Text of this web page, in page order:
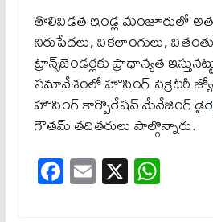
తొలివిడ‌త ఇండ్ల మంజూరులో
నిరుపేద‌లు, విక‌లాంగులు,
ట్రాన్స్‌జెండ‌ర్ల‌కు ప్రాధాన్యత
సమావేశంలో హౌసింగ్ సెక్రెటరీ జ్యోతి
హౌసింగ్ కార్పొరేషన్ మేనేజింగ్
గౌతమ్ తదితరులు పాల్గొన్నారు.
Fa
ce
E
m
X W
ha